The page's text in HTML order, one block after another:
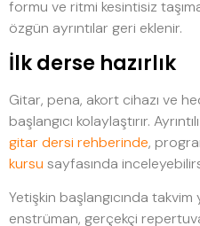
formu ve ritmi kesintisiz
özgün ayrıntılar geri eklenir.
İlk derse hazırlık
Gitar, pena, akort cihazı ve
başlangıcı kolaylaştırır.
gitar dersi rehberinde,
kursu sayfasında
Yetişkin başlangıcında takvim
enstrüman, gerçekçi